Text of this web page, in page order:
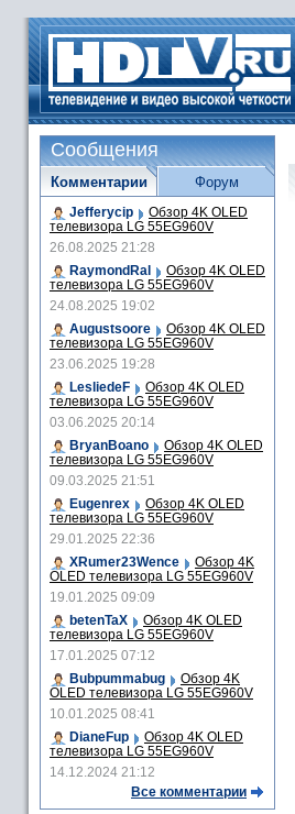
Сообщения
Комментарии
Jefferycip Обзор 4K OLED
телевизора LG 55EG960V
26.08.2025 21:28
RaymondRal
Обзор 4K OLED
телевизора LG 55EG960V
24.08.2025 19:02
Augustsoore
Обзор 4K OLED
телевизора LG 55EG960V
23.06.2025 19:28
LesliedeF
Обзор 4K OLED
телевизора LG 55EG960V
03.06.2025 20:14
BryanBoano
Обзор 4K OLED
телевизора LG 55EG960V
09.03.2025 21:51
Eugenrex
Обзор 4K OLED
телевизора LG 55EG960V
29.01.2025 22:36
XRumer23Wence
Обзор 4K
OLED телевизора LG 55EG960V
19.01.2025 09:09
betenTaX
Обзор 4K OLED
телевизора LG 55EG960V
17.01.2025 07:12
Bubpummabug
Обзор 4K
OLED телевизора LG 55EG960V
10.01.2025 08:41
DianeFup
Обзор 4K OLED
телевизора LG 55EG960V
14.12.2024 21:12
Все комментарии
Форум